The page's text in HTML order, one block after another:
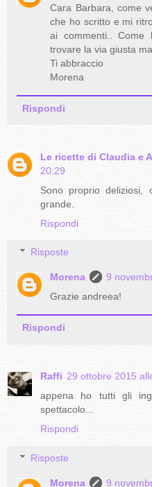
Cara Barbara, come
che ho scritto e mi
ai commenti..
trovare la via giusta
Ti abbraccio
Morena
Rispondi
Le ricette di Claudia e
20:29
Sono proprio
grande.
Rispondi
Risposte
Morena
9
Grazie andreea!
Rispondi
Raffi 29 ottobre 2015
appena ho tutti gli
spettacolo...
Rispondi
Risposte
Morena 9